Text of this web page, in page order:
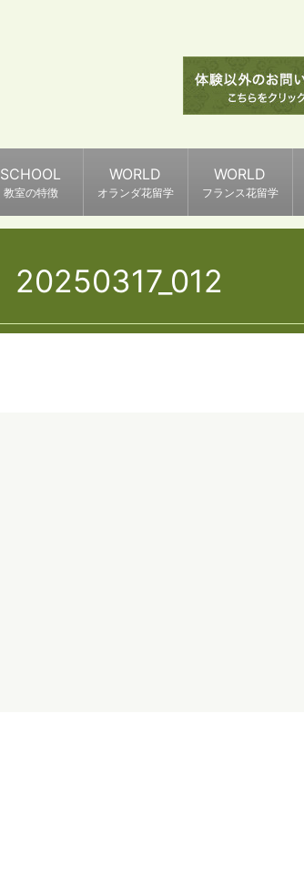
SCHOOL
教室の特徴
WORLD
オランダ花留学
WORLD
フランス花留学
20250317_012